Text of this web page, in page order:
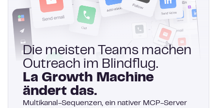
Die meisten Teams machen
Outreach im Blindflug.
La Growth Machine
ändert das.
Multikanal-Sequenzen, ein nativer MCP-Server